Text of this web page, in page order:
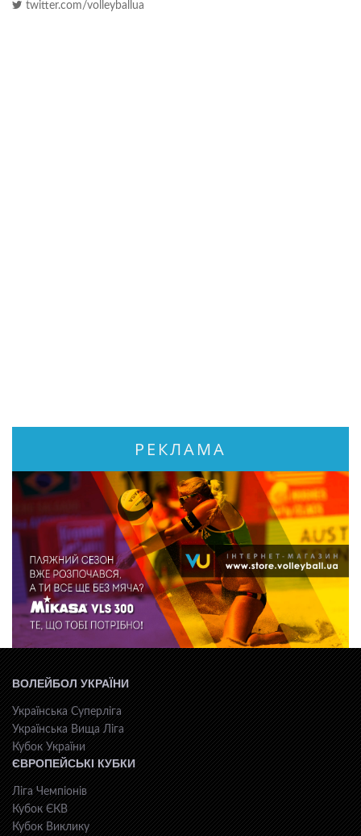
twitter.com/volleyballua
РЕКЛАМА
ВОЛЕЙБОЛ УКРАЇНИ
Українська Суперліга
Українська Вища Ліга
Кубок України
ЄВРОПЕЙСЬКІ КУБКИ
Ліга Чемпіонів
Кубок ЄКВ
Кубок Виклику